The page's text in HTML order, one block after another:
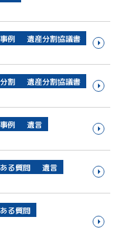
例 遺産分割協議書
割 遺産分割協議書
例 遺言
る質問 遺言
る質問